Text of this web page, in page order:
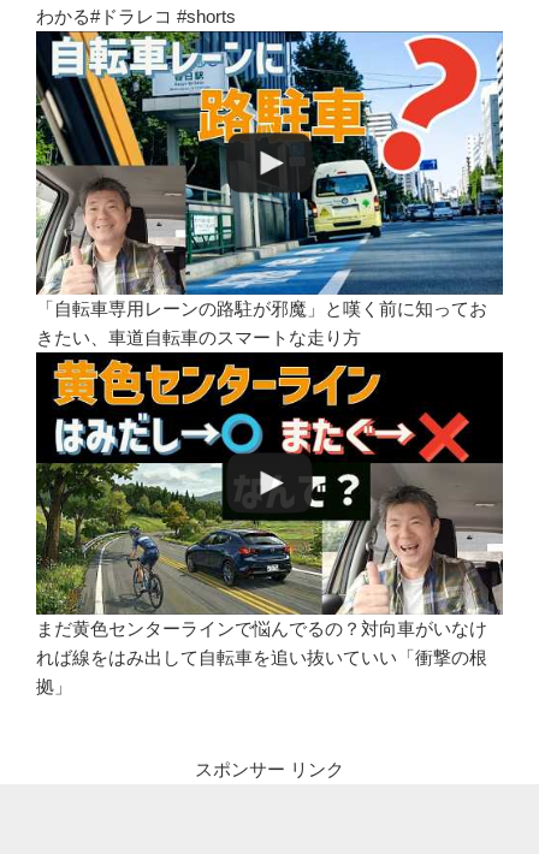
わかる#ドラレコ #shorts
「自転車専用レーンの路駐が邪魔」と嘆く前に知ってお
きたい、車道自転車のスマートな走り方
まだ黄色センターラインで悩んでるの？対向車がいなけ
れば線をはみ出して自転車を追い抜いていい「衝撃の根
拠」
スポンサー リンク